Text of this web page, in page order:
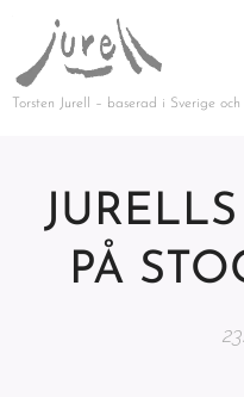
Torsten Jurell – baserad i Sverige
PÅ